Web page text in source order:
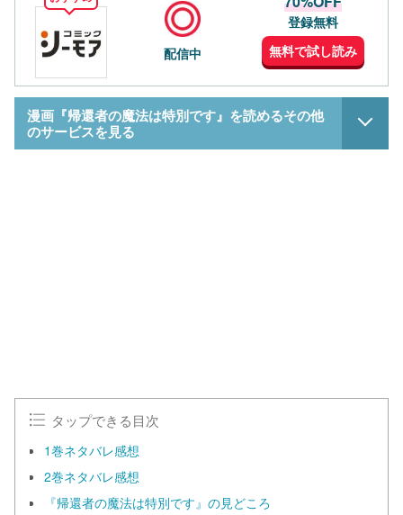
配信中
登録無料
無料で試し読み
漫画『帰還者の魔法は特別です』を読めるその他
のサービスを見る
タップできる目次
1巻ネタバレ感想
2巻ネタバレ感想
『帰還者の魔法は特別です』の見どころ